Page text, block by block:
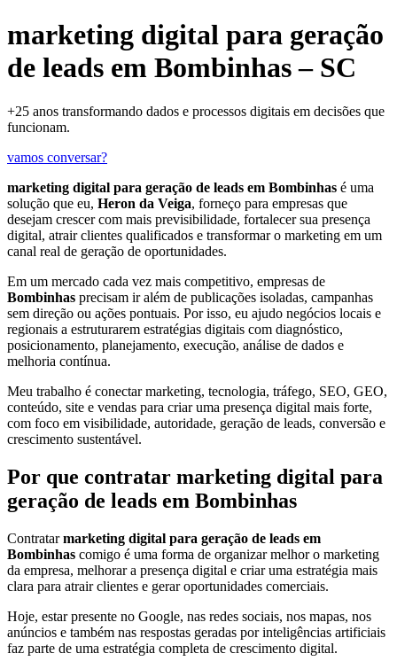
marketing digital para geração
de leads em Bombinhas – SC
+25 anos transformando dados e processos digitais em decisões que
funcionam.
vamos conversar?
marketing digital para geração de leads em Bombinhas é uma
solução que eu, Heron da Veiga, forneço para empresas que
desejam crescer com mais previsibilidade, fortalecer sua presença
digital, atrair clientes qualificados e transformar o marketing em um
canal real de geração de oportunidades.
Em um mercado cada vez mais competitivo, empresas de
Bombinhas precisam ir além de publicações isoladas, campanhas
sem direção ou ações pontuais. Por isso, eu ajudo negócios locais e
regionais a estruturarem estratégias digitais com diagnóstico,
posicionamento, planejamento, execução, análise de dados e
melhoria contínua.
Meu trabalho é conectar marketing, tecnologia, tráfego, SEO, GEO,
conteúdo, site e vendas para criar uma presença digital mais forte,
com foco em visibilidade, autoridade, geração de leads, conversão e
crescimento sustentável.
Por que contratar marketing digital para
geração de leads em Bombinhas
Contratarmarketing digital para geração de leads em
Bombinhas comigo é uma forma de organizar melhor o marketing
da empresa, melhorar a presença digital e criar uma estratégia mais
clara para atrair clientes e gerar oportunidades comerciais.
Hoje, estar presente no Google, nas redes sociais, nos mapas, nos
anúncios e também nas respostas geradas por inteligências artificiais
faz parte de uma estratégia completa de crescimento digital.